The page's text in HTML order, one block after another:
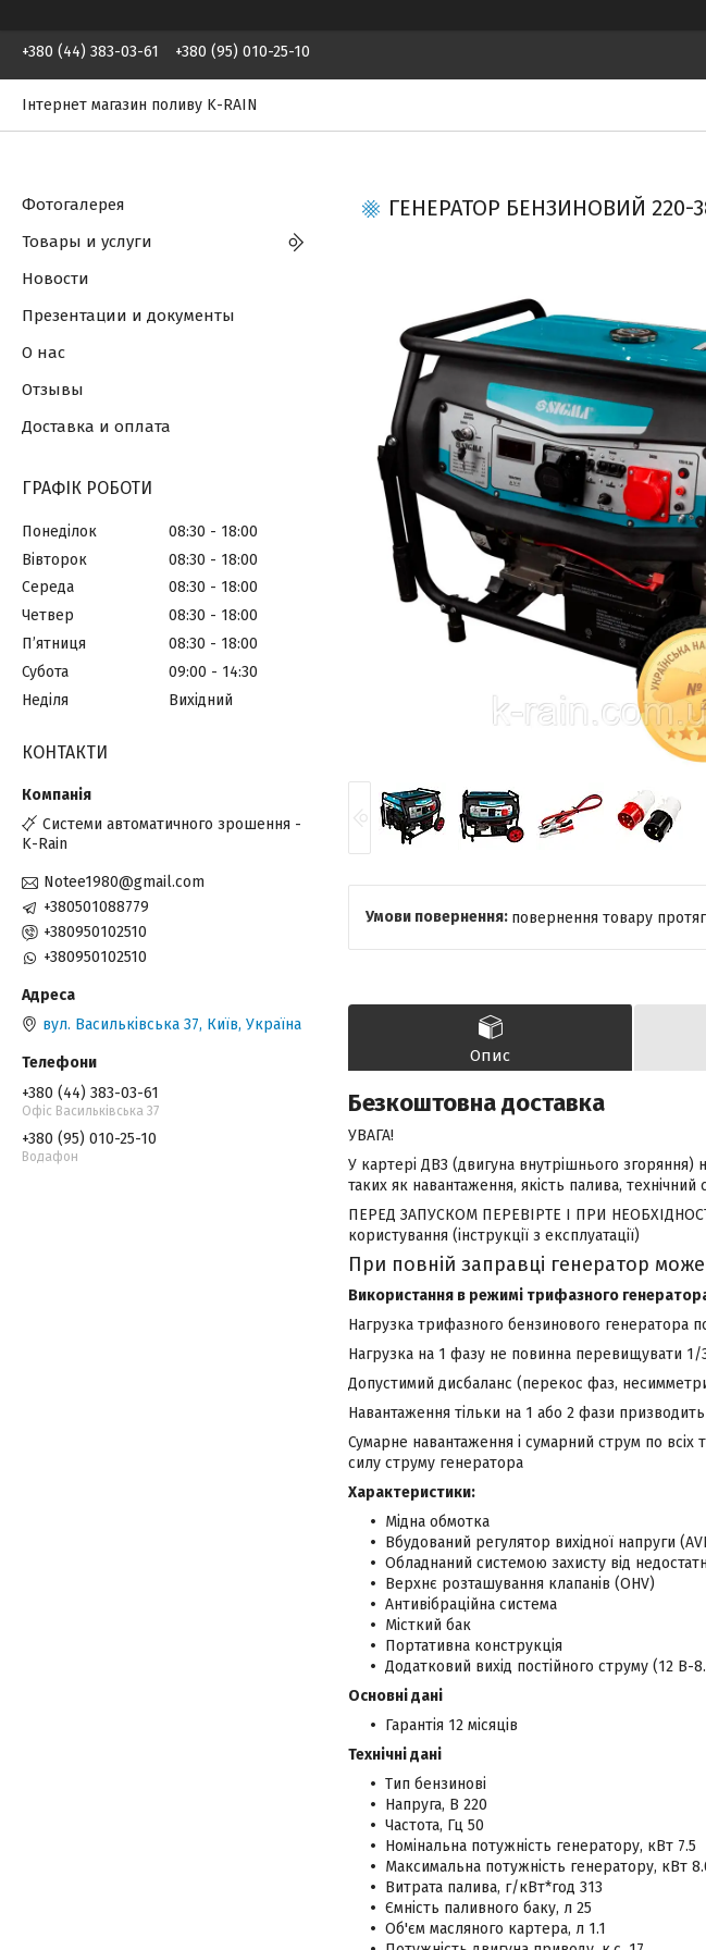
+380 (44) 383-03-61 +380 (95) 010-25-10
Інтернет магазин поливу K-RAIN
ГЕНЕРАТОР БЕНЗИНОВИЙ 220-
повернення товару
Опис
Безкоштовна доставка
УВАГА!
У картері ДВЗ (двигуна внутрішнього згоряння)
таких як навантаження, якість палива, технічний
ПЕРЕД ЗАПУСКОМ ПЕРЕВІРТЕ І ПРИ
користування (інструкції з експлуатації)
При повній заправці генератор
Використання в режимі трифазного
Нагрузка трифазного бензинового генератора
Нагрузка на 1 фазу не повинна перевищувати 1/
Допустимий дисбаланс (перекос фаз,
Навантаження тільки на 1 або 2 фази
Сумарне навантаження і сумарний струм по
силу струму генератора
Характеристики:
Мідна обмотка
Вбудований регулятор вихідної напруги
Обладнаний системою захисту від
Верхнє розташування клапанів (OHV)
Антивібраційна система
Місткий бак
Портативна конструкція
Додатковий вихід постійного струму (12 В-
Основні дані
Гарантія 12 місяців
Технічні дані
Тип бензинові
Напруга, В 220
Частота, Гц 50
Номінальна потужність генератору, кВт 7.5
Максимальна потужність генератору, кВт
Витрата палива, г/кВт*год 313
Ємність паливного баку, л 25
Об'єм масляного картера, л 1.1
Фотогалерея
Товары и услуги
Новости
Презентации и документы
О нас
Отзывы
Доставка и оплата
ГРАФІК РОБОТИ
Понеділок 08:30
18:00
Вівторок
08:30
18:00
Середа
08:30
18:00
Четвер
08:30
18:00
Пʼятниця
08:30
18:00
Субота
09:00
14:30
Неділя
Вихідний
КОНТАКТИ
Системи автоматичного зрошення -
K-Rain
Notee1980@gmail.com
+380501088779
+380950102510
+380950102510
вул. Васильківська 37, Київ, Україна
+380 (44) 383-03-61
Офіс Васильківська 37
+380 (95) 010-25-10
Водафон